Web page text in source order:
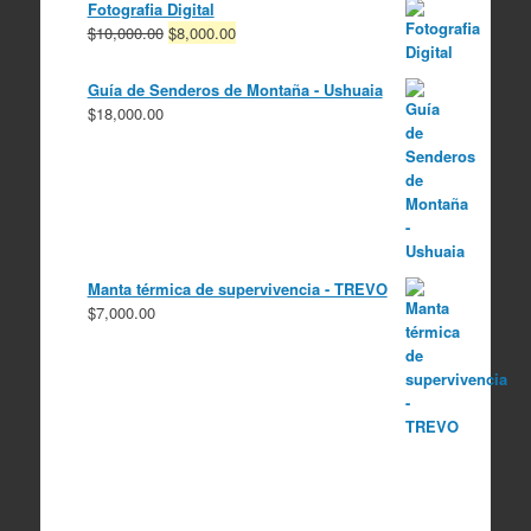
Fotografia Digital
$10,000.00 El
original
era:
$8,000.00El
actual
es:
Guía de Senderos de Montaña - Ushuaia
$18,000.00
Manta térmica de supervivencia - TREVO
$7,000.00